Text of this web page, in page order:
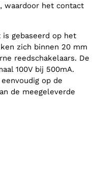
waardoor het contact
gebaseerd op het
zich binnen 20 mm
reedschakelaars. De
100V bij 500mA.
op de
de meegeleverde